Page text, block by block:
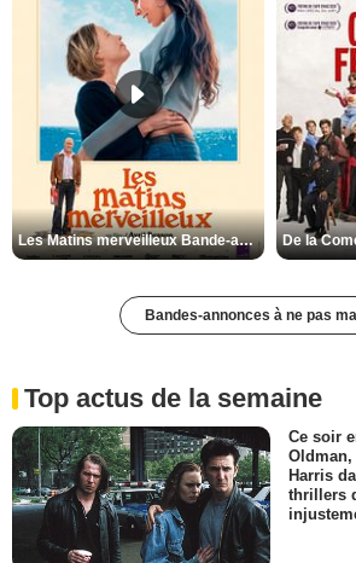
Les Matins merveilleux Bande-annonce VF
Bandes-annonces à ne pas
Top actus de la semaine
Ce soir
Oldman,
Harris
thrillers